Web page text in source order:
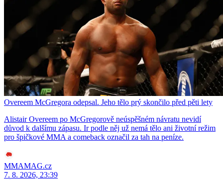
Overeem McGregora odepsal. Jeho tělo prý skončilo před pěti lety
Alistair Overeem po McGregorově neúspěšném návratu nevidí
důvod k dalšímu zápasu. Ir podle něj už nemá tělo ani životní režim
pro špičkové MMA a comeback označil za tah na peníze.
MMAMAG.cz
7. 8. 2026, 23:39